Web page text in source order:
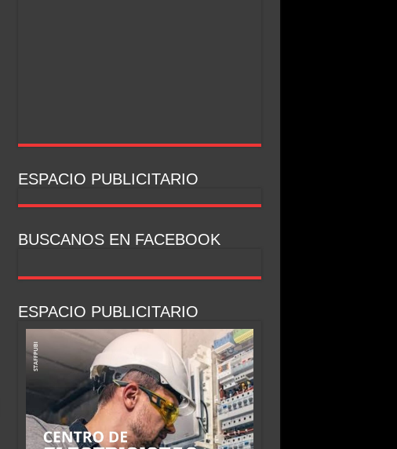
ESPACIO PUBLICITARIO
BUSCANOS EN FACEBOOK
ESPACIO PUBLICITARIO